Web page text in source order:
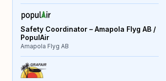
Safety Coordinator – Amapola Flyg AB /
PopulAir
Amapola Flyg AB